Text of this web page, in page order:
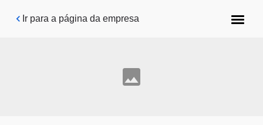
Pular para o conteúdo principal
Ir para a página da empresa